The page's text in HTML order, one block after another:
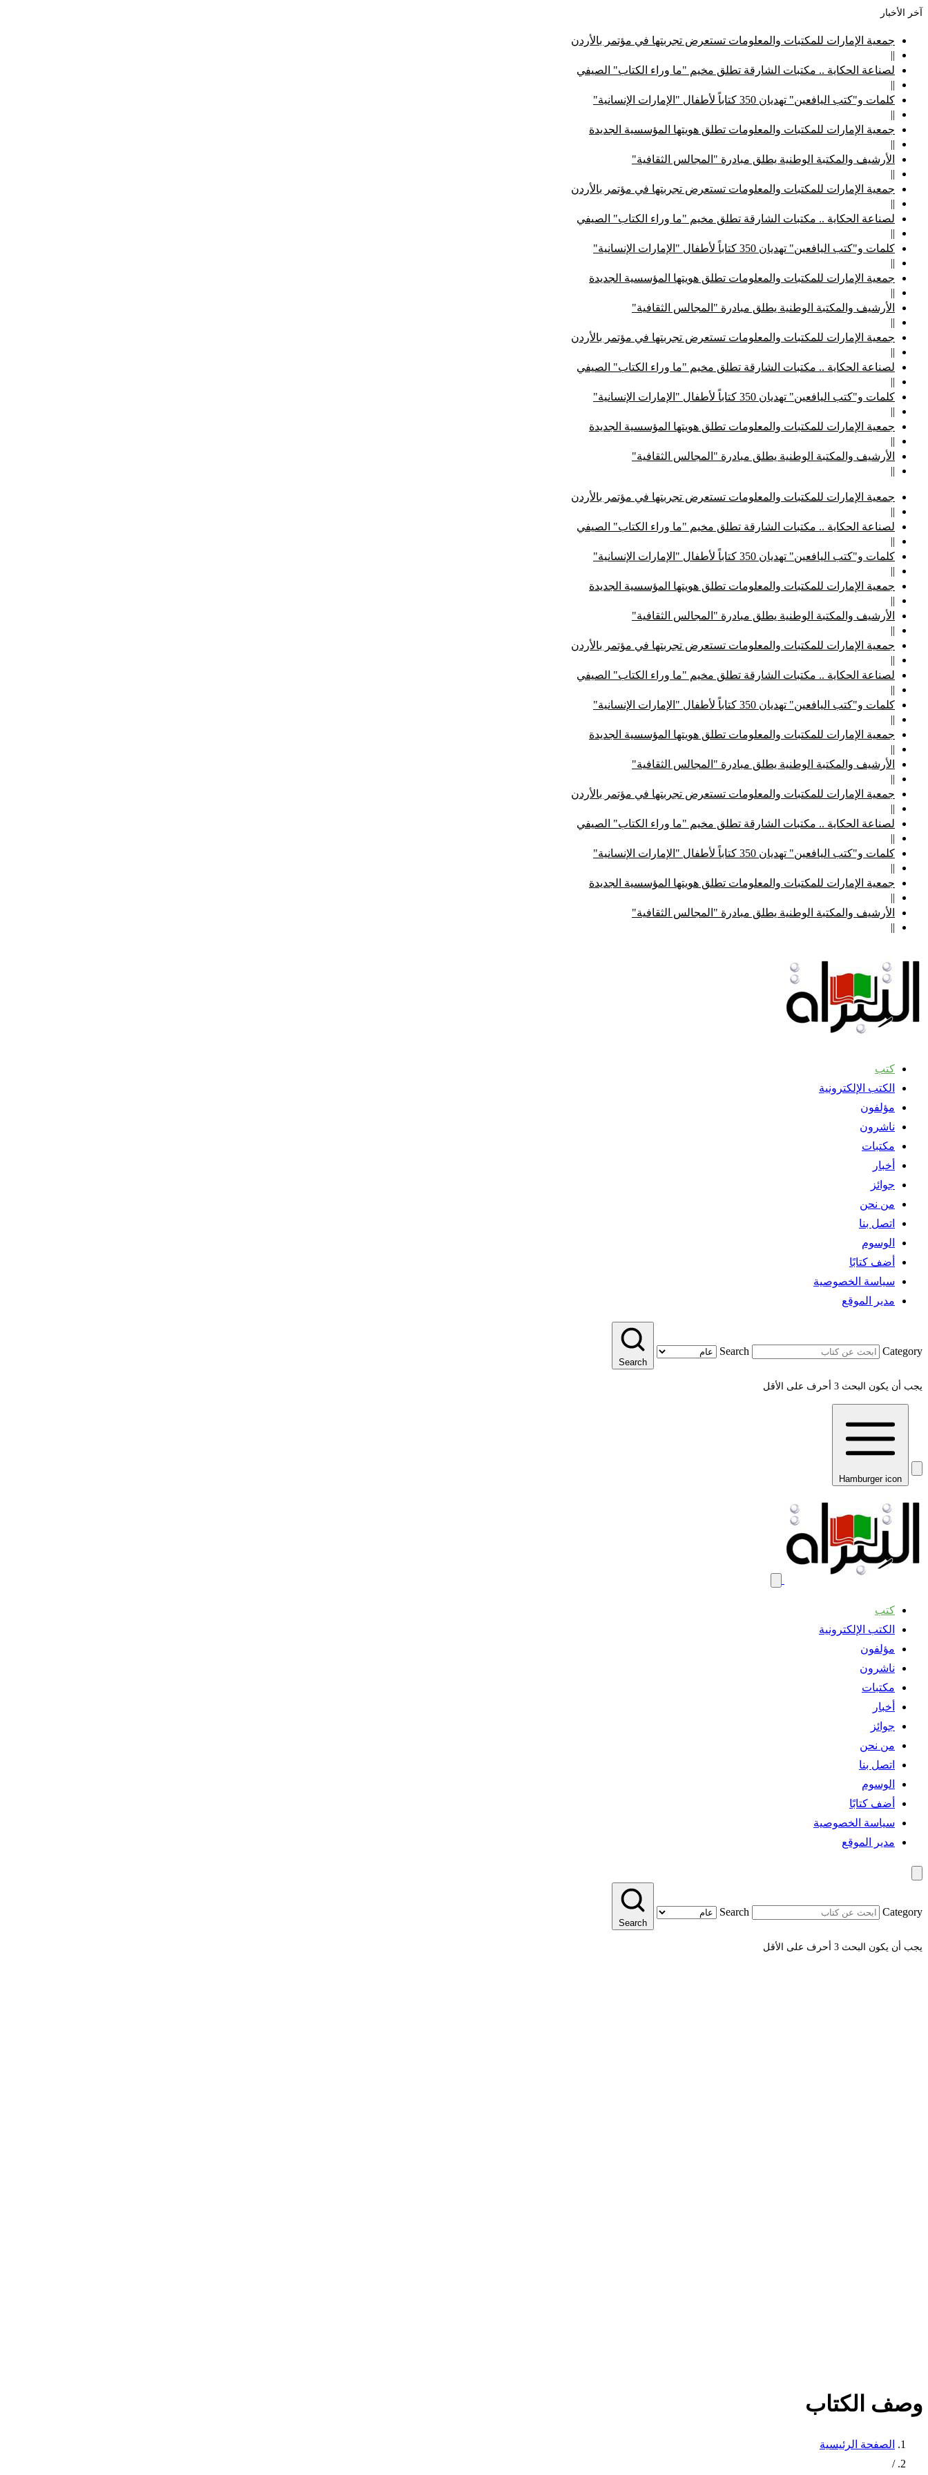
آخر الأخبار
جمعية الإمارات للمكتبات والمعلومات تستعرض تجربتها في مؤتمر بالأردن
||
لصناعة الحكاية .. مكتبات الشارقة تطلق مخيم "ما وراء الكتاب" الصيفي
||
كلمات و"كتب اليافعين" تهديان 350 كتاباً لأطفال "الإمارات الإنسانية"
||
جمعية الإمارات للمكتبات والمعلومات تطلق هويتها المؤسسية الجديدة
||
الأرشيف والمكتبة الوطنية يطلق مبادرة "المجالس الثقافية"
||
جمعية الإمارات للمكتبات والمعلومات تستعرض تجربتها في مؤتمر بالأردن
||
لصناعة الحكاية .. مكتبات الشارقة تطلق مخيم "ما وراء الكتاب" الصيفي
||
كلمات و"كتب اليافعين" تهديان 350 كتاباً لأطفال "الإمارات الإنسانية"
||
جمعية الإمارات للمكتبات والمعلومات تطلق هويتها المؤسسية الجديدة
||
الأرشيف والمكتبة الوطنية يطلق مبادرة "المجالس الثقافية"
||
جمعية الإمارات للمكتبات والمعلومات تستعرض تجربتها في مؤتمر بالأردن
||
لصناعة الحكاية .. مكتبات الشارقة تطلق مخيم "ما وراء الكتاب" الصيفي
||
كلمات و"كتب اليافعين" تهديان 350 كتاباً لأطفال "الإمارات الإنسانية"
||
جمعية الإمارات للمكتبات والمعلومات تطلق هويتها المؤسسية الجديدة
||
الأرشيف والمكتبة الوطنية يطلق مبادرة "المجالس الثقافية"
||
جمعية الإمارات للمكتبات والمعلومات تستعرض تجربتها في مؤتمر بالأردن
||
لصناعة الحكاية .. مكتبات الشارقة تطلق مخيم "ما وراء الكتاب" الصيفي
||
كلمات و"كتب اليافعين" تهديان 350 كتاباً لأطفال "الإمارات الإنسانية"
||
جمعية الإمارات للمكتبات والمعلومات تطلق هويتها المؤسسية الجديدة
||
الأرشيف والمكتبة الوطنية يطلق مبادرة "المجالس الثقافية"
||
جمعية الإمارات للمكتبات والمعلومات تستعرض تجربتها في مؤتمر بالأردن
||
لصناعة الحكاية .. مكتبات الشارقة تطلق مخيم "ما وراء الكتاب" الصيفي
||
كلمات و"كتب اليافعين" تهديان 350 كتاباً لأطفال "الإمارات الإنسانية"
||
جمعية الإمارات للمكتبات والمعلومات تطلق هويتها المؤسسية الجديدة
||
الأرشيف والمكتبة الوطنية يطلق مبادرة "المجالس الثقافية"
||
جمعية الإمارات للمكتبات والمعلومات تستعرض تجربتها في مؤتمر بالأردن
||
لصناعة الحكاية .. مكتبات الشارقة تطلق مخيم "ما وراء الكتاب" الصيفي
||
كلمات و"كتب اليافعين" تهديان 350 كتاباً لأطفال "الإمارات الإنسانية"
||
جمعية الإمارات للمكتبات والمعلومات تطلق هويتها المؤسسية الجديدة
||
الأرشيف والمكتبة الوطنية يطلق مبادرة "المجالس الثقافية"
||
كتب
الكتب الإلكترونية
مؤلفون
ناشرون
مكتبات
أخبار
جوائز
من نحن
اتصل بنا
الوسوم
أضف كتابًا
سياسة الخصوصية
مدير الموقع
Search Category
Search
يجب أن يكون البحث 3 أحرف على الأقل
Hamburger icon
كتب
الكتب الإلكترونية
مؤلفون
ناشرون
مكتبات
أخبار
جوائز
من نحن
اتصل بنا
الوسوم
أضف كتابًا
سياسة الخصوصية
مدير الموقع
Search Category
Search
يجب أن يكون البحث 3 أحرف على الأقل
وصف الكتاب
الصفحة الرئيسية
/